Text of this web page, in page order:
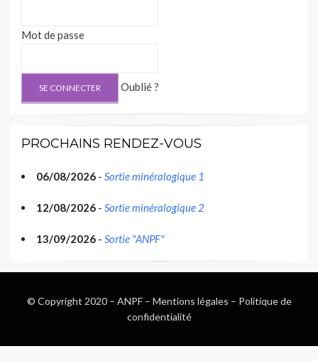
Mot de passe
Oublié ?
PROCHAINS RENDEZ-VOUS
06/08/2026 - Sortie minéralogique 1
12/08/2026 - Sortie minéralogique 2
13/09/2026 - Sortie "ANPF"
© Copyright 2020 – ANPF– Mentions légales – Politique de
confidentialité